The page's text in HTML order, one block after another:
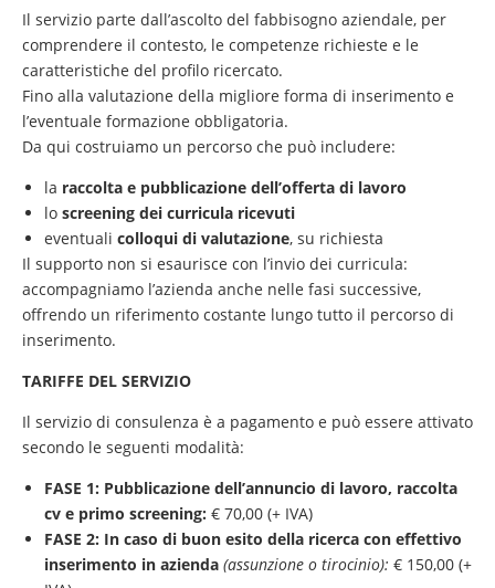
Il servizio parte dall’ascolto del fabbisogno aziendale, per
comprendere il contesto, le competenze richieste e le
caratteristiche del profilo ricercato.
Fino alla valutazione della migliore forma di inserimento e
l’eventuale formazione obbligatoria.
Da qui costruiamo un percorso che può includere:
la raccolta e pubblicazione dell’offerta di lavoro
lo screening dei curricula ricevuti
eventuali colloqui di valutazione, su richiesta
Il supporto non si esaurisce con l’invio dei curricula:
accompagniamo l’azienda anche nelle fasi successive,
offrendo un riferimento costante lungo tutto il percorso di
inserimento.
TARIFFE DEL SERVIZIO
Il servizio di consulenza è a pagamento e può essere attivato
secondo le seguenti modalità:
FASE 1: Pubblicazione dell’annuncio di lavoro, raccolta
cv e primo screening: € 70,00 (+ IVA)
FASE 2: In caso di buon esito della ricerca con effettivo
inserimento in azienda (assunzione o tirocinio): € 150,00 (+